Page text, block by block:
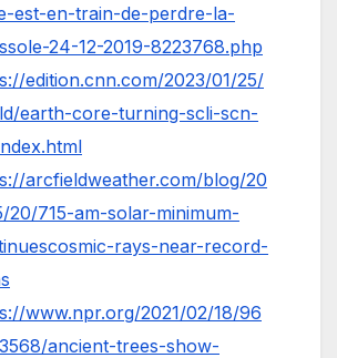
est-en-train-de-perdre-la-
24-12-2019-8223768.php
edition.cnn.com/2023/01/25/
earth-core-turning-scli-scn-
arcfieldweather.com/blog/20
20/715-am-solar-minimum-
rays-near-record-
www.npr.org/2021/02/18/96
ancient-trees-show-